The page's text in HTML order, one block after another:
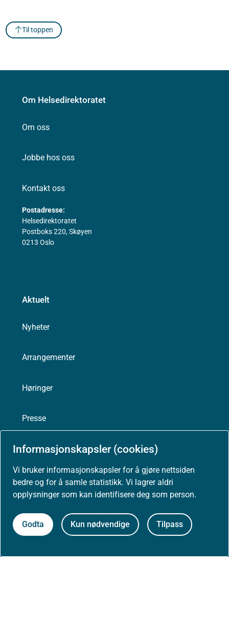
Informasjonskapsler (cookies)
Vi bruker informasjonskapsler for å gjøre nettsiden
bedre og for å samle statistikk. Vi lagrer aldri
opplysninger som kan identifisere deg som person.
Godta Kun nødvendige Tilpass
Til toppen
Om Helsedirektoratet
Om oss
Jobbe hos oss
Kontakt oss
Postadresse:
Helsedirektoratet
Postboks 220, Skøyen
0213 Oslo
Aktuelt
Nyheter
Arrangementer
Høringer
Presse
Om nettstedet
Tilgjengelighetserklæring (uustatus.no)